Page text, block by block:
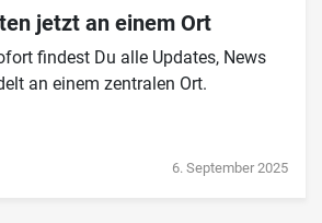
jetzt an einem Ort
findest Du alle Updates, News
an einem zentralen Ort.
6. September 2025